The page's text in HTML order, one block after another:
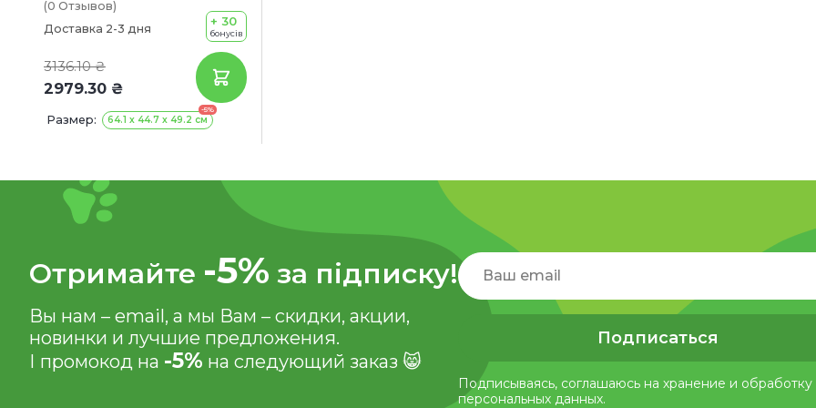
(0 Отзывов)
Доставка 2-3 дня
3136.10 ₴
2979.30 ₴
+ 30
бонусів
Размер:
-5%
64.1 x 44.7 x 49.2 см
Отримайте -5% за підписку!
Вы нам – email, а мы Вам – скидки, акции,
новинки и лучшие предложения.
І промокод на -5% на следующий заказ 😸
Подписаться
Подписываясь, соглашаюсь на хранение и обработку
персональных данных.